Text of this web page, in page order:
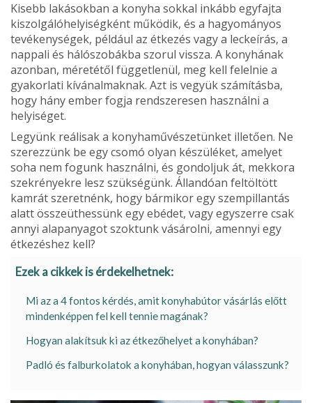
Kisebb lakásokban a konyha sokkal inkább egyfajta
kiszolgálóhelyiségként műkö­dik, és a hagyományos
tevékenységek, például az étke­zés vagy a leckeírás, a
nappali és hálószobákba szorul vissza. A konyhának
azonban, méretétől függetlenül, meg kell felelnie a
gyakorlati kívánalmaknak. Azt is vegyük számításba,
hogy hány ember fogja rendszere­sen használni a
helyiséget.
Legyünk reálisak a konyhaművészetünket illetően. Ne
szerezzünk be egy csomó olyan készüléket, amelyet
soha nem fogunk használni, és gondoljuk át, mekkora
szekrényekre lesz szükségünk. Állandóan feltöltött
kamrát szeretnénk, hogy bármikor egy szempillantás
alatt összeüthessünk egy ebédet, vagy egyszerre csak
annyi alapanyagot szoktunk vásárolni, amennyi egy
étkezéshez kell?
Ezek a cikkek is érdekelhetnek:
Mi az a 4 fontos kérdés, amit konyhabútor vásárlás előtt
mindenképpen fel kell tennie magának?
Hogyan alakítsuk ki az étkezőhelyet a konyhában?
Padló és falburkolatok a konyhában, hogyan válasszunk?